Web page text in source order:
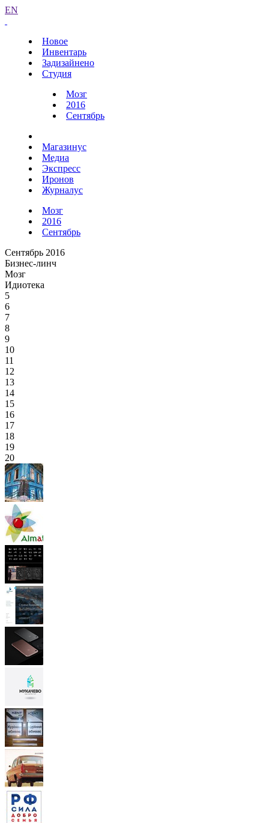
EN
Новое
Инвентарь
Задизайнено
Студия
Мозг
2016
Сентябрь
Магазинус
Медиа
Экспресс
Иронов
Журналус
Мозг
2016
Сентябрь
Сентябрь 2016
Бизнес-линч
Мозг
Идиотека
5
6
7
8
9
10
11
12
13
14
15
16
17
18
19
20